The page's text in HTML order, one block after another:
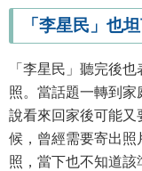
「李星民」也
「李星民」聽完後
照。當話題一轉到
說看來回家後可能又
候，曾經需要寄出照
照，當下也不知道該